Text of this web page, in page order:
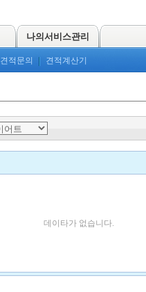
나의서비스관리
견적문의 견적계산기
데이타가 없습니다.